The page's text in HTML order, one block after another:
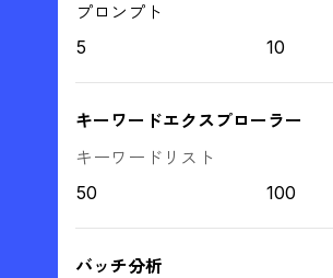
プロンプト
5
10
キーワードエクスプローラー
キーワードリスト
50
100
バッチ分析